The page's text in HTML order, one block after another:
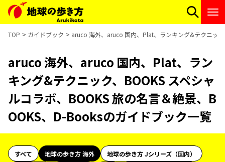
TOP ガイドブック aruco 海外、aruco 国内、Plat、ランキング&テクニッ
aruco 海外、aruco 国内、Plat、ラン
キング&テクニック、BOOKS スペシャ
ルコラボ、BOOKS 旅の名言＆絶景、B
OOKS、D-Booksのガイドブック一覧
すべて 地球の歩き方 海外
地球の歩き方 Jシリーズ（国内）